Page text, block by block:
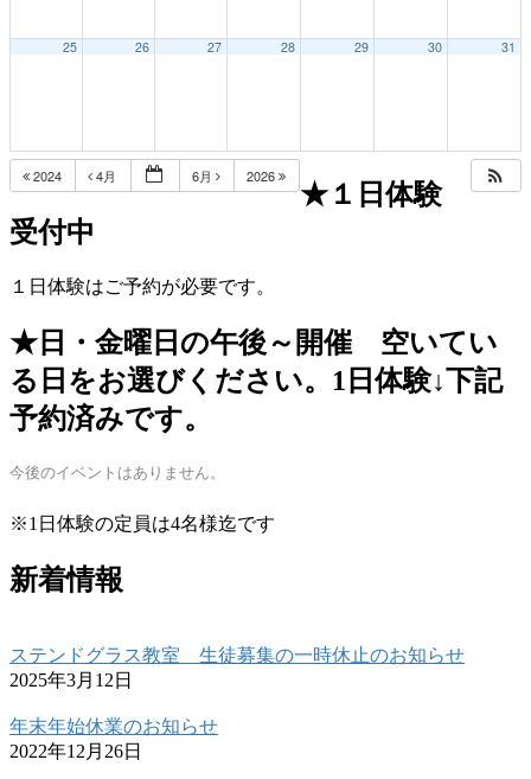
25 26 27 28 29 30 31
2024 4月 6月 2026
★１日体験
受付中
１日体験はご予約が必要です。
★日・金曜日の午後～開催 空いてい
る日をお選びください。1日体験↓下記
予約済みです。
今後のイベントはありません。
※1日体験の定員は4名様迄です
新着情報
ステンドグラス教室 生徒募集の一時休止のお知らせ
2025年3月12日
年末年始休業のお知らせ
2022年12月26日